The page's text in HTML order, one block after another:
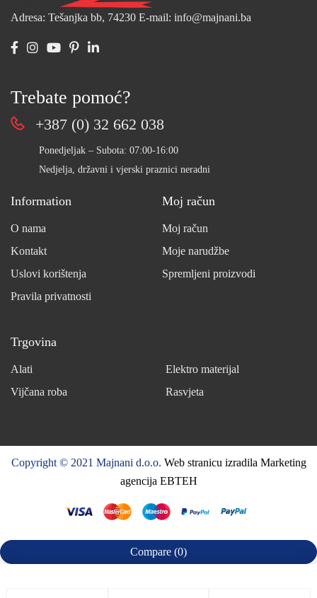
Adresa: Tešanjka bb, 74230 E-mail: info@majnani.ba
Trebate pomoć?
+387 (0) 32 662 038
Ponedjeljak – Subota: 07:00-16:00
Nedjelja, državni i vjerski praznici neradni
Information
O nama
Kontakt
Uslovi korištenja
Pravila privatnosti
Moj račun
Moj račun
Moje narudžbe
Spremljeni proizvodi
Trgovina
Alati
Elektro materijal
Vijčana roba
Rasvjeta
Copyright © 2021 Majnani d.o.o. Web stranicu izradila Marketing
agencija EBTEH
Compare (0)